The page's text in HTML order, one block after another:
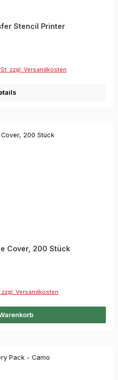
Stencil Printer
zzgl. Versandkosten
Cover, 200 Stück
Versandkosten